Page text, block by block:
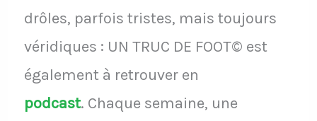
drôles, parfois tristes, mais toujours
véridiques : UN TRUC DE FOOT© est
également à retrouver en
podcast. Chaque semaine, une